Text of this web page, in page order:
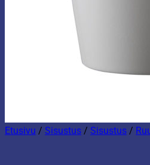
Etusivu / Sisustus / Sisustus /